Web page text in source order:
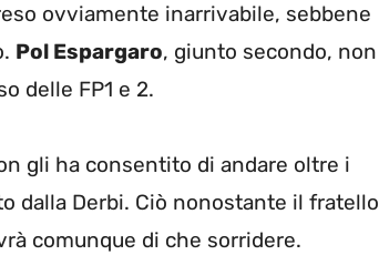
ovviamente inarrivabile, sebbene
Pol Espargaro, giunto secondo, non
delle FP1 e 2.
gli ha consentito di andare oltre i
dalla Derbi. Ciò nonostante il fratello
comunque di che sorridere.